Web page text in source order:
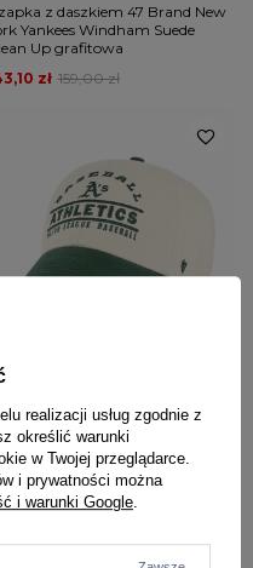
z daszkiem 47 Brand New
Yankees Windham Suede
Up grafitowa
159,00 zł
zł
PROMOCJI
BRAND
z daszkiem 47 Brand
Athletics Windham Clean
kremowa zielona
145,00 zł
zł
realizacji usług zgodnie z
określić warunki
w Twojej przeglądarce.
i prywatności można
i warunki Google